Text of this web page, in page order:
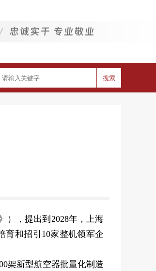
搜索
，提出到2028年，上海
育和招引10家整机领军企
架新型航空器批量化制造